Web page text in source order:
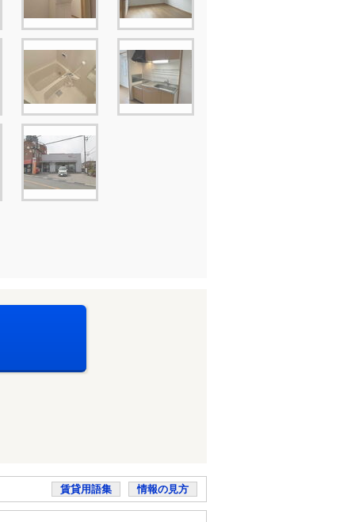
賃貸用語集 情報の見方